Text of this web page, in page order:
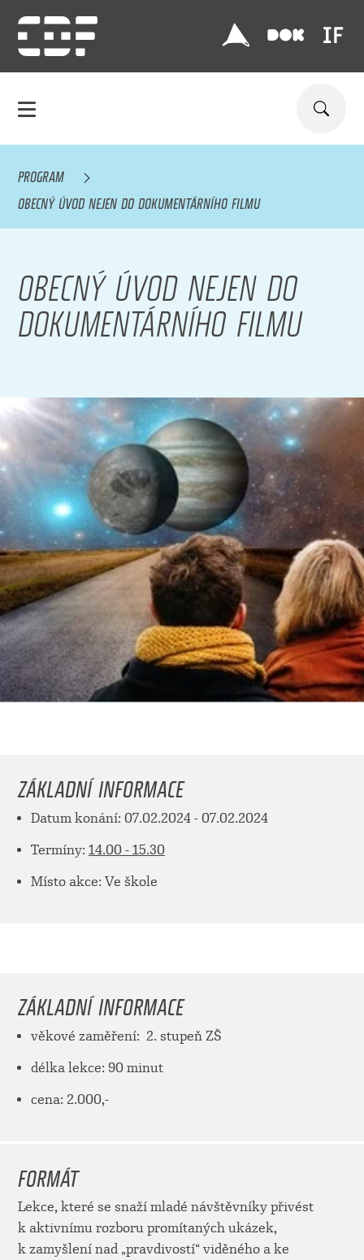
PROGRAM
OBECNÝ ÚVOD NEJEN DO DOKUMENTÁRNÍHO FILMU
OBECNÝ ÚVOD NEJEN DO
DOKUMENTÁRNÍHO FILMU
ZÁKLADNÍ INFORMACE
Datum konání: 07.02.2024 - 07.02.2024
Termíny: 14.00 - 15.30
Místo akce: Ve škole
ZÁKLADNÍ INFORMACE
věkové zaměření: 2. stupeň ZŠ
délka lekce: 90 minut
cena: 2.000,-
FORMÁT
Lekce, které se snaží mladé návštěvníky přivést
k aktivnímu rozboru promítaných ukázek,
k zamyšlení nad „pravdivostí“ viděného a ke